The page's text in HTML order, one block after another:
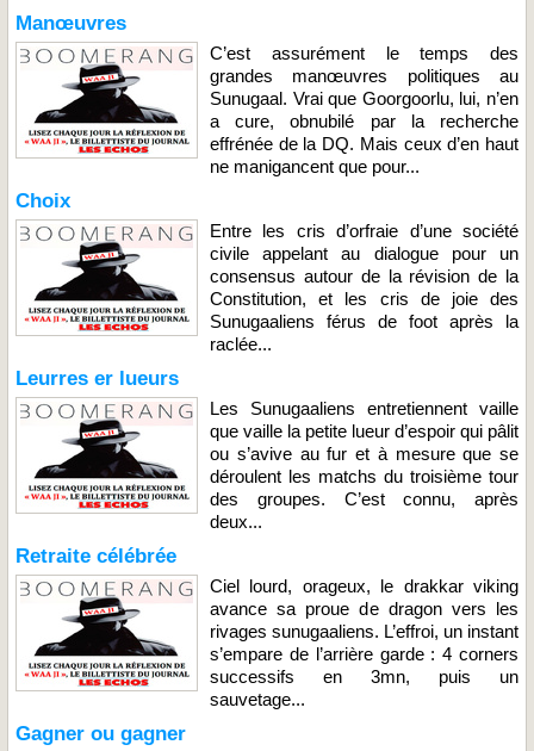
Manœuvres
C’est assurément le temps des
grandes manœuvres politiques au
Sunugaal. Vrai que Goorgoorlu, lui, n’en
a cure, obnubilé par la recherche
effrénée de la DQ. Mais ceux d’en haut
ne manigancent que pour...
Choix
Entre les cris d’orfraie d’une société
civile appelant au dialogue pour un
consensus autour de la révision de la
Constitution, et les cris de joie des
Sunugaaliens férus de foot après la
raclée...
Leurres er lueurs
Les Sunugaaliens entretiennent vaille
que vaille la petite lueur d’espoir qui pâlit
ou s’avive au fur et à mesure que se
déroulent les matchs du troisième tour
des groupes. C’est connu, après
deux...
Retraite célébrée
Ciel lourd, orageux, le drakkar viking
avance sa proue de dragon vers les
rivages sunugaaliens. L’effroi, un instant
s’empare de l’arrière garde : 4 corners
successifs en 3mn, puis un
sauvetage...
Gagner ou gagner